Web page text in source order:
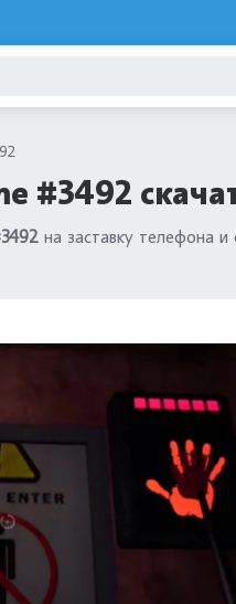
#3492
на заставку телефона